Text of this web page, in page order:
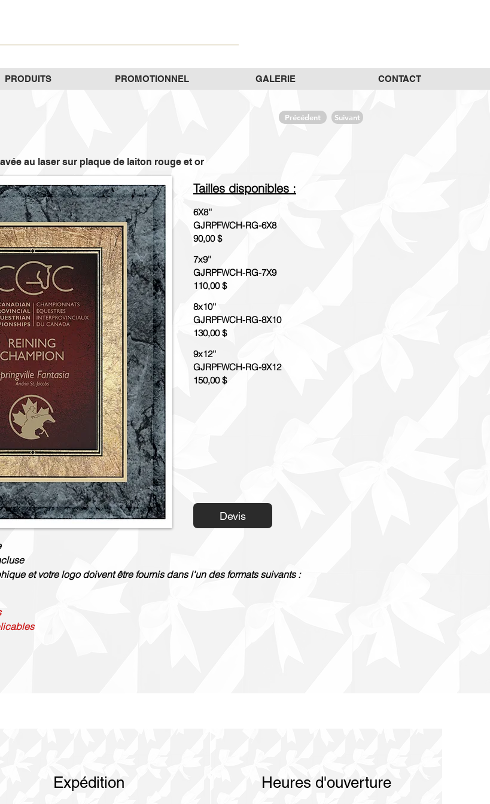
PRODUITS PROMOTIONNEL GALERIE CONTACT
Précédent Suivant
au laser sur plaque de laiton rouge et or
Tailles disponibles :
6X8''
GJRPFWCH-RG-6X8
90,00 $
7x9''
GJRPFWCH-RG-7X9
110,00 $
8x10''
GJRPFWCH-RG-8X10
130,00 $
9x12''
GJRPFWCH-RG-9X12
150,00 $
Devis
et votre logo doivent être fournis dans l'un des formats suivants :
Expédition Heures d'ouverture